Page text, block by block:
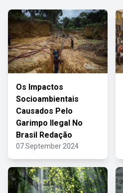
Os Impactos
Socioambientais
Causados Pelo
Garimpo Ilegal No
Brasil Redação
07 September 2024